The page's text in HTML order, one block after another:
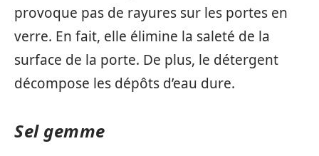
provoque pas de rayures sur les portes en
verre. En fait, elle élimine la saleté de la
surface de la porte. De plus, le détergent
décompose les dépôts d’eau dure.
Sel gemme